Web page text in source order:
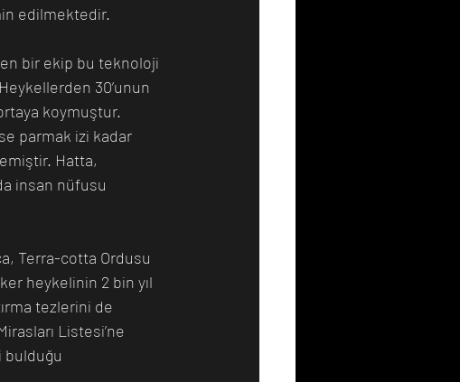
edilmektedir.
bir ekip bu teknoloji
30’unun
koymuştur.
parmak izi kadar
Hatta,
insan nüfusu
Terra-cotta Ordusu
heykelinin 2 bin yıl
tezlerini de
Listesi’ne
bulduğu